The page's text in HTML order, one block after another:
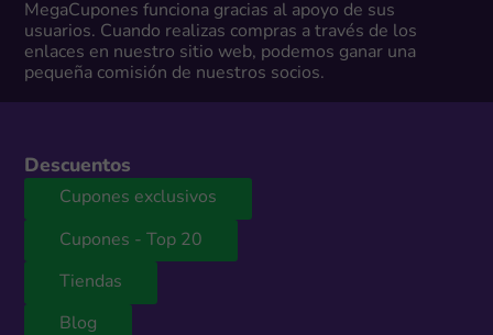
MegaCupones funciona gracias al apoyo de sus
usuarios. Cuando realizas compras a través de los
enlaces en nuestro sitio web, podemos ganar una
pequeña comisión de nuestros socios.
Descuentos
Cupones exclusivos
Cupones - Top 20
Tiendas
Blog